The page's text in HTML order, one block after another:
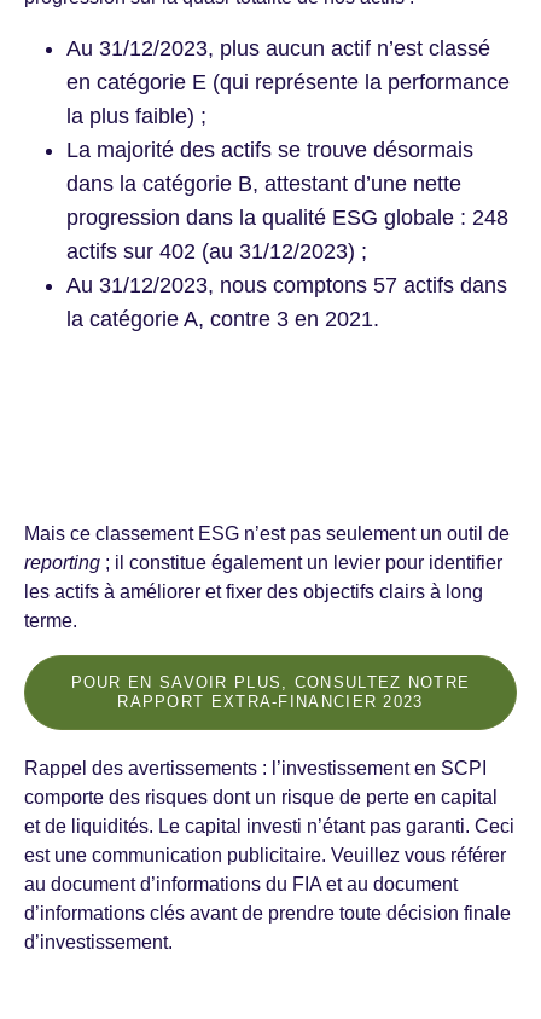
Au 31/12/2023, plus aucun actif n’est classé
en catégorie E (qui représente la performance
la plus faible) ;
La majorité des actifs se trouve désormais
dans la catégorie B, attestant d’une nette
progression dans la qualité ESG globale : 248
actifs sur 402 (au 31/12/2023) ;
Au 31/12/2023, nous comptons 57 actifs dans
la catégorie A, contre 3 en 2021.
Mais ce classement ESG n’est pas seulement un outil de
reporting ; il constitue également un levier pour identifier
les actifs à améliorer et fixer des objectifs clairs à long
terme.
POUR EN SAVOIR PLUS, CONSULTEZ NOTRE
RAPPORT EXTRA-FINANCIER 2023
Rappel des avertissements : l’investissement en SCPI
comporte des risques dont un risque de perte en capital
et de liquidités. Le capital investi n’étant pas garanti. Ceci
est une communication publicitaire. Veuillez vous référer
au document d’informations du FIA et au document
d’informations clés avant de prendre toute décision finale
d’investissement.